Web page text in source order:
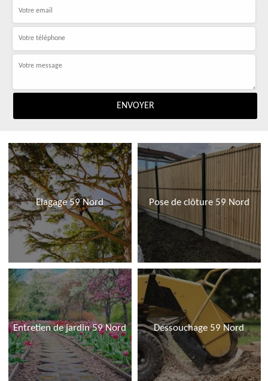
Elagage 59 Nord Pose de clôture 59 Nord
Entretien de jardin 59 Nord Dessouchage 59 Nord